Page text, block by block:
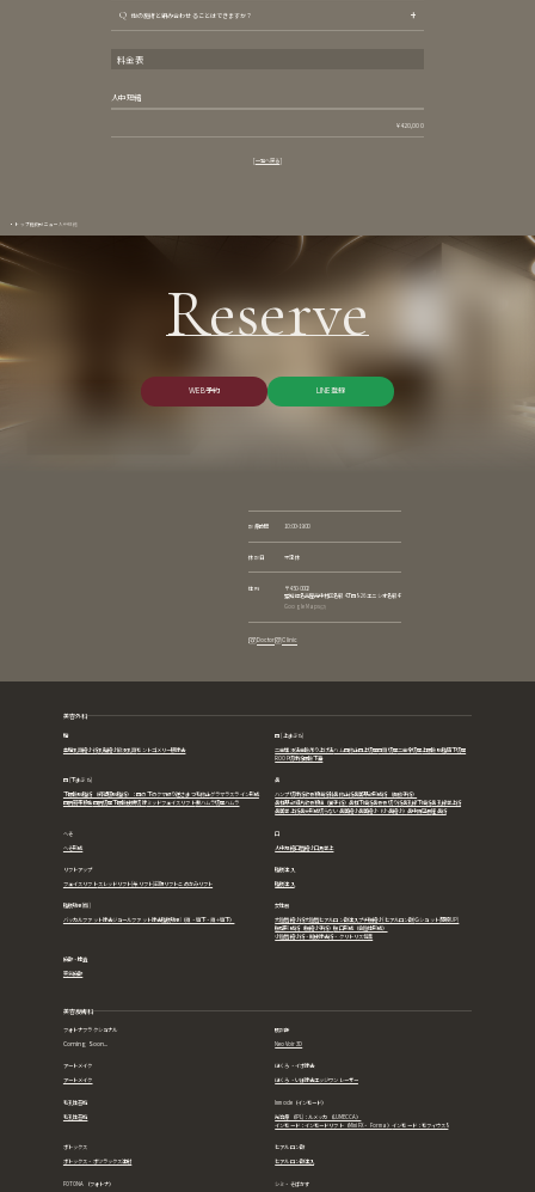
Q 他の施術と組み合わせることはできますか？
料金表
人中短縮
¥420,000
一覧へ戻る
トップ施術メニュー 人中短縮
Reserve
WEB予約
LINE登録
診療時間 10:00~19:00
休診日 不定休
住所
〒450-0002
愛知県名古屋市中村区名駅4丁目8-26 エニシオ名駅4F
Google Maps
Doctor Clinic
美容外科
胸
豊胸乳頭縮小術乳輪縮小陥没乳頭モントゴメリー腺除去
目 (上まぶた)
二重埋没法重瞼吊り上げ法ハム目修正目上切開目頭切開二重全切開上眼瞼脱脂眉下切開
ROOF切除術眼瞼下垂
目 (下まぶた)
下眼瞼脱脂術（経結膜脱脂術）：目の下のクマ取り逆さまつ毛修正グラマラスライン形成
目尻靭帯移動目尻切開下眼瞼皮膚切除ミッドフェイスリフト裏ハムラ切開ハムラ
鼻
ハンプ切除術軟骨移植術斜鼻修正術鼻翼基部形成術（貴族手術）
鼻柱基部細片軟骨移植（猫手術） 鼻柱下降術鼻骨骨切り術鼻孔縁下降術鼻孔縁挙上術
鼻翼挙上術鼻尖形成切らない鼻翼縮小鼻翼縮小（小鼻縮小） 鼻中隔延長隆鼻術
へそ
へそ形成
口
人中短縮口唇縮小口角挙上
リフトアップ
フェイスリフトスレッドリフト(糸リフト)前額リフトこめかみリフト
脂肪注入
脂肪注入
脂肪吸引(顔)
バッカルファット除去ジョールファット除去脂肪吸引（頬・顎下・頬＋顎下）
女性器
大陰唇縮小術大陰唇ヒアルロン酸注入プチ膣縮小(ヒアルロン酸)Ｇショット(感度UP)
膣壁形成術（膣縮小手術）膣口形成（会陰体形成）
小陰唇縮小術・副皮除去術・クリトリス包茎
麻酔・検査
笑気麻酔
美容皮膚科
フォトナフラクショナル
Coming Soon...
肌診断
NeoVoir 3D
アートメイク
アートメイク
ほくろ・イボ除去
ほくろ・いぼ除去エッジワンレーザー
毛孔性苔癬
毛孔性苔癬
Inmode（インモード）
光治療（IPL)：ルメッカ（LUMECCA）
インモード：インモードリフト（Mini FX・ Forma）インモード：モフィウス8
ボトックス
ボトックス・ボツラックス注射
ヒアルロン酸
ヒアルロン酸注入
FOTONA（フォトナ）
シミ・そばかす